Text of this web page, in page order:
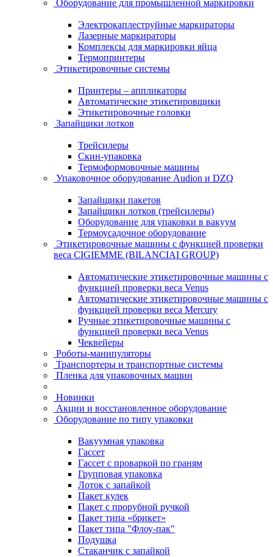
Оборудование для промышленной маркировки
Электрокаплеструйные маркираторы
Лазерные маркираторы
Комплексы для маркировки яйца
Термопринтеры
Этикетировочные системы
Принтеры – аппликаторы
Автоматические этикетировщики
Этикетировочные головки
Запайщики лотков
Трейсилеры
Скин-упаковка
Термоформовочные машины
Упаковочное оборудование Audion и DZQ
Запайщики пакетов
Запайщики лотков (трейсилеры)
Оборудование для упаковки в вакуум
Термоусадочное оборудование
Этикетировочные машины с функцией проверки
веса CIGIEMME (BILANCIAI GROUP)
Автоматические этикетировочные машины с
функцией проверки веса Venus
Автоматические этикетировочные машины с
функцией проверки веса Mercury
Ручные этикетировочные машины с
функцией проверки веса Venus
Чеквейеры
Роботы-манипуляторы
Транспортеры и транспортные системы
Пленка для упаковочных машин
Новинки
Акции и восстановленное оборудование
Оборудование по типу упаковки
Вакуумная упаковка
Гассет
Гассет с проваркой по граням
Групповая упаковка
Лоток с запайкой
Пакет кулек
Пакет с прорубной ручкой
Пакет типа «брикет»
Пакет типа "Флоу-пак"
Подушка
Стаканчик с запайкой